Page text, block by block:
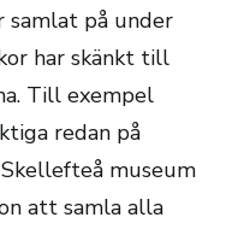
samlat på under
har skänkt till
Till exempel
redan på
museum
att samla alla